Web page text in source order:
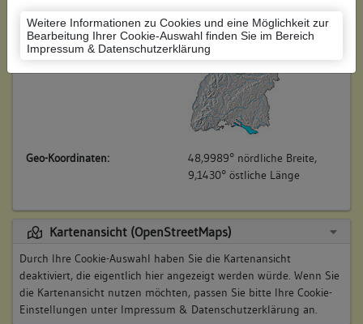
Weitere Informationen zu Cookies und eine Möglichkeit zur
Bearbeitung Ihrer Cookie-Auswahl finden Sie im Bereich
Impressum & Datenschutzerklärung
Lage des Wohnplatzes:
Geo-Koordinaten:
48,9989° nördliche Breite,
9,1430° östliche Länge
Kartenansicht (OpenStreetMaps)
Durch Ihre Cookie-Auswahl haben Sie die Kartenansicht
deaktiviert, die eigentlich hier angezeigt werden würde. Wenn Sie
die Kartenansicht nutzen möchten, passen Sie bitte Ihre Cookie-
Einstellungen unter Impressum & Datenschutzerklärung an.